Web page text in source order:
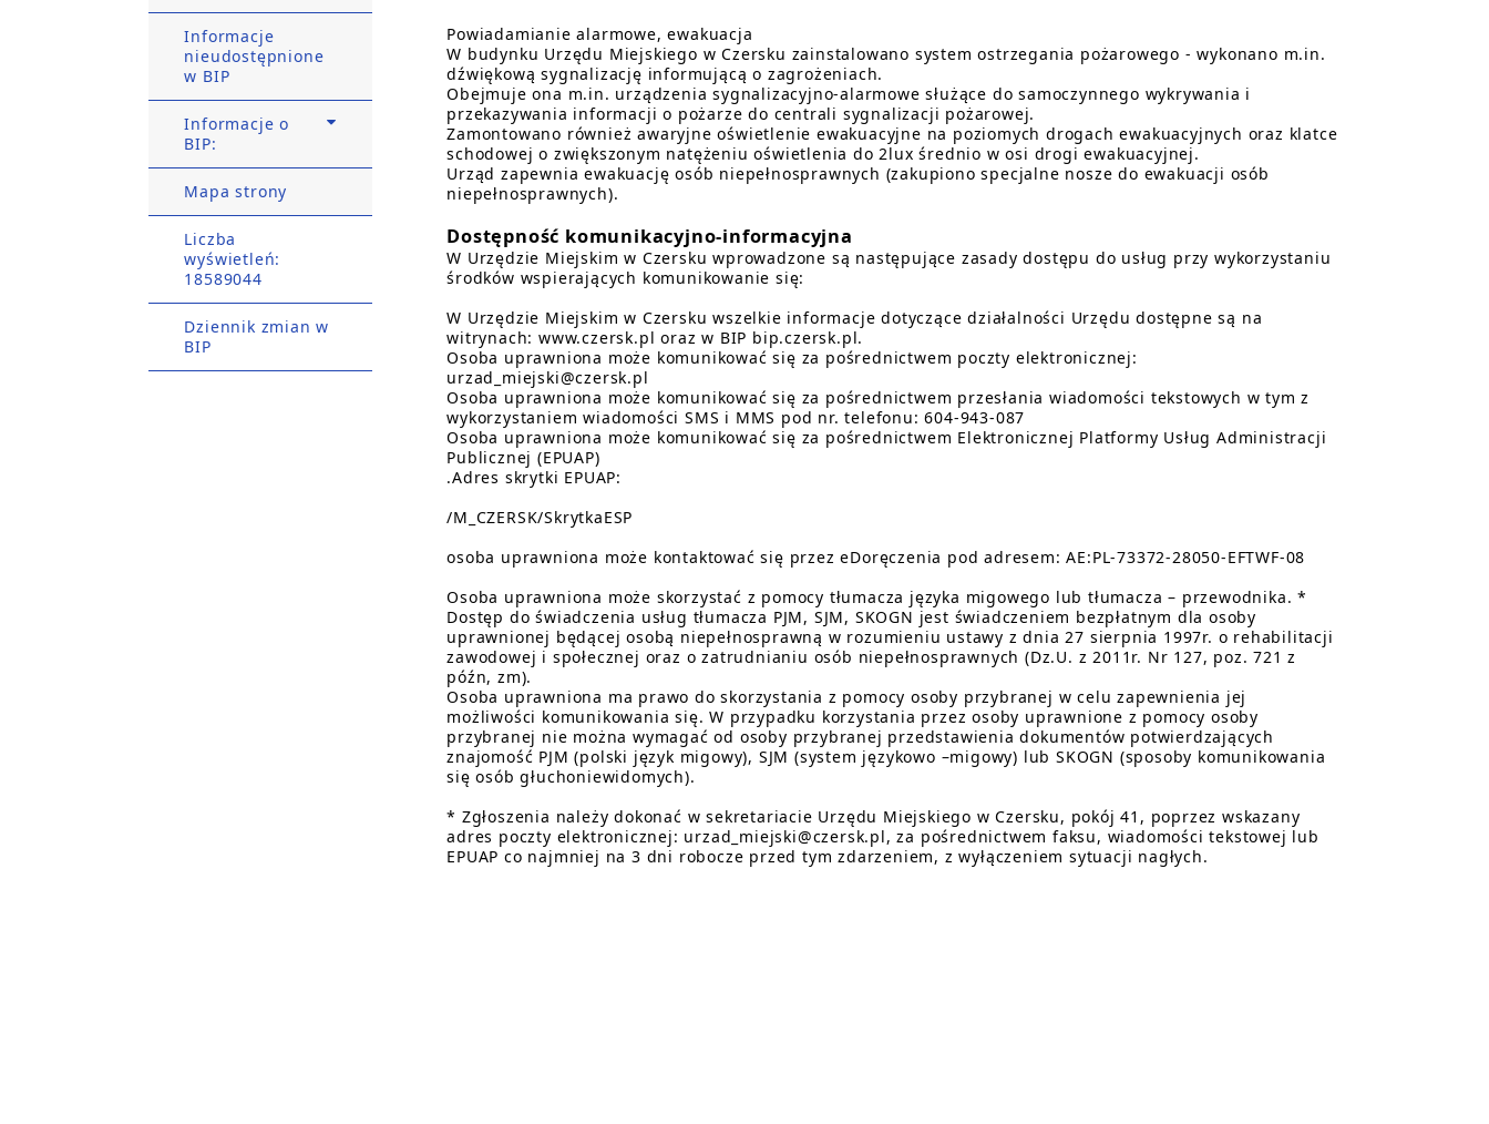
Informacje
nieudostępnione
w BIP
Informacje o
BIP:
Mapa strony
Liczba
wyświetleń:
18589044
Dziennik zmian w
BIP
Powiadamianie alarmowe, ewakuacja
W budynku Urzędu Miejskiego w Czersku zainstalowano system ostrzegania pożarowego - wykonano m.in.
dźwiękową sygnalizację informującą o zagrożeniach.
Obejmuje ona m.in. urządzenia sygnalizacyjno-alarmowe służące do samoczynnego wykrywania i
przekazywania informacji o pożarze do centrali sygnalizacji pożarowej.
Zamontowano również awaryjne oświetlenie ewakuacyjne na poziomych drogach ewakuacyjnych oraz klatce
schodowej o zwiększonym natężeniu oświetlenia do 2lux średnio w osi drogi ewakuacyjnej.
Urząd zapewnia ewakuację osób niepełnosprawnych (zakupiono specjalne nosze do ewakuacji osób
niepełnosprawnych).
Dostępność komunikacyjno-informacyjna
W Urzędzie Miejskim w Czersku wprowadzone są następujące zasady dostępu do usług przy wykorzystaniu
środków wspierających komunikowanie się:
W Urzędzie Miejskim w Czersku wszelkie informacje dotyczące działalności Urzędu dostępne są na
witrynach: www.czersk.pl oraz w BIP bip.czersk.pl.
Osoba uprawniona może komunikować się za pośrednictwem poczty elektronicznej:
urzad_miejski@czersk.pl
Osoba uprawniona może komunikować się za pośrednictwem przesłania wiadomości tekstowych w tym z
wykorzystaniem wiadomości SMS i MMS pod nr. telefonu: 604-943-087
Osoba uprawniona może komunikować się za pośrednictwem Elektronicznej Platformy Usług Administracji
Publicznej (EPUAP)
.Adres skrytki EPUAP:
/M_CZERSK/SkrytkaESP
osoba uprawniona może kontaktować się przez eDoręczenia pod adresem: AE:PL-73372-28050-EFTWF-08
Osoba uprawniona może skorzystać z pomocy tłumacza języka migowego lub tłumacza – przewodnika. *
Dostęp do świadczenia usług tłumacza PJM, SJM, SKOGN jest świadczeniem bezpłatnym dla osoby
uprawnionej będącej osobą niepełnosprawną w rozumieniu ustawy z dnia 27 sierpnia 1997r. o rehabilitacji
zawodowej i społecznej oraz o zatrudnianiu osób niepełnosprawnych (Dz.U. z 2011r. Nr 127, poz. 721 z
późn, zm).
Osoba uprawniona ma prawo do skorzystania z pomocy osoby przybranej w celu zapewnienia jej
możliwości komunikowania się. W przypadku korzystania przez osoby uprawnione z pomocy osoby
przybranej nie można wymagać od osoby przybranej przedstawienia dokumentów potwierdzających
znajomość PJM (polski język migowy), SJM (system językowo –migowy) lub SKOGN (sposoby komunikowania
się osób głuchoniewidomych).
* Zgłoszenia należy dokonać w sekretariacie Urzędu Miejskiego w Czersku, pokój 41, poprzez wskazany
adres poczty elektronicznej: urzad_miejski@czersk.pl, za pośrednictwem faksu, wiadomości tekstowej lub
EPUAP co najmniej na 3 dni robocze przed tym zdarzeniem, z wyłączeniem sytuacji nagłych.